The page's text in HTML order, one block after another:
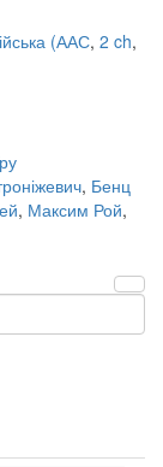
(ААС, 2 ch,
, Бенц
, Максим Рой,